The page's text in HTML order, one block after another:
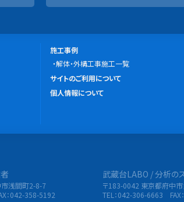
施
工
事
例
施工事例
解体・外構工事施工一覧
こ
の
ト
て
サイトのご利用について
個人情報について
浅間町2-8-7
：042-358-5192
武蔵台LABO / 分析の
〒183-0042 東京都府中
TEL：042-306-6663 FAX